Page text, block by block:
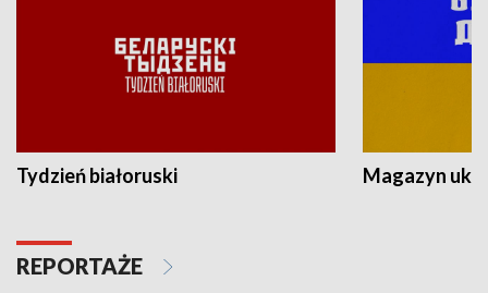
Tydzień białoruski Magazyn
REPORTAŻE